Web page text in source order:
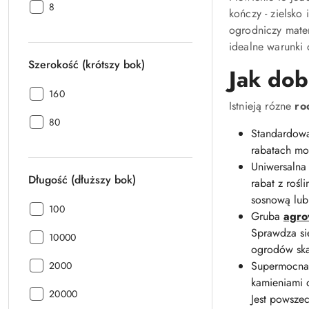
Waga produktu z opakowaniem jednostkowym:
8
Szerokość (krótszy bok)
Szerokość (krótszy bok):
160
Szerokość (krótszy bok):
80
Długość (dłuższy bok)
Długość (dłuższy bok):
100
Długość (dłuższy bok):
10000
Długość (dłuższy bok):
2000
Długość (dłuższy bok):
20000
kończy - zielsko
ogrodniczy
idealne warunki
Jak
Istnieją rózne
rabatach
Uniwersalna
rabat z
sosnową
Gruba
Sprawdza
ogrodów
Supermocna
kamieniami
Jest